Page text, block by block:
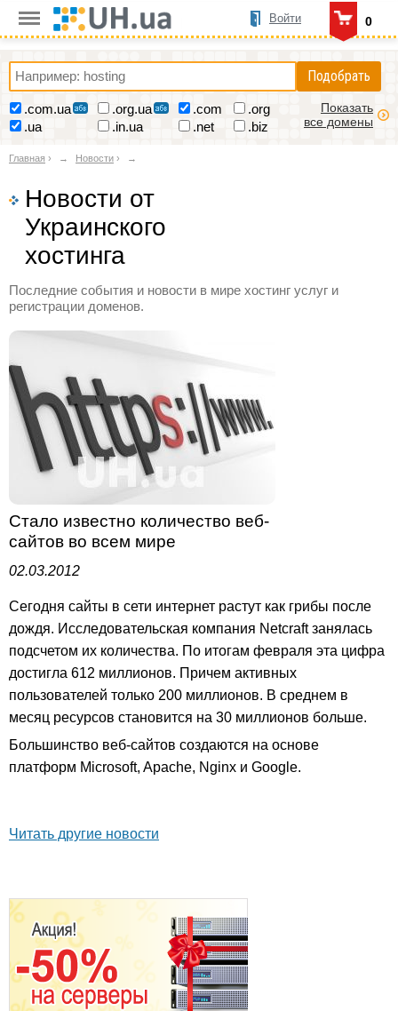
0
Войти
Подобрать
.com.ua .org.ua .com
.org
.ua
.in.ua .net .biz
Показать
все домены
Главная › Новости ›
Новости от
Украинского
хостинга
Последние события и новости в мире хостинг услуг и
регистрации доменов.
Стало известно количество веб-
сайтов во всем мире
02.03.2012
Сегодня сайты в сети интернет растут как грибы после
дождя. Исследовательская компания Netcraft занялась
подсчетом их количества. По итогам февраля эта цифра
достигла 612 миллионов. Причем активных
пользователей только 200 миллионов. В среднем в
месяц ресурсов становится на 30 миллионов больше.
Большинство веб-сайтов создаются на основе
платформ Microsoft, Apache, Nginx и Google.
Читать другие новости